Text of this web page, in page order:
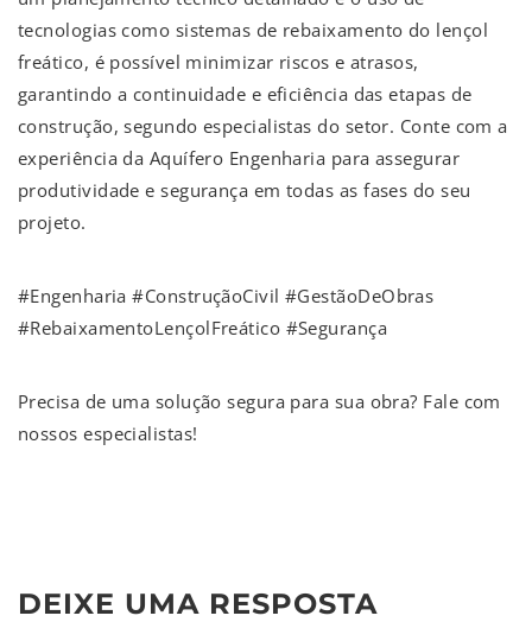
tecnologias como sistemas de rebaixamento do lençol
freático, é possível minimizar riscos e atrasos,
garantindo a continuidade e eficiência das etapas de
construção, segundo especialistas do setor. Conte com a
experiência da Aquífero Engenharia para assegurar
produtividade e segurança em todas as fases do seu
projeto.
#Engenharia #ConstruçãoCivil #GestãoDeObras
#RebaixamentoLençolFreático #Segurança
Precisa de uma solução segura para sua obra? Fale com
nossos especialistas!
DEIXE UMA RESPOSTA